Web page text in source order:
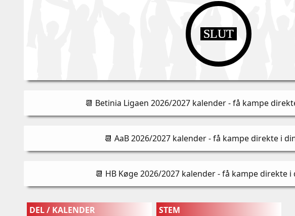
SLUT
📆 Betinia Ligaen 2026/2027 kalender - få kampe
📆 AaB 2026/2027 kalender - få kampe direkte i
📆 HB Køge 2026/2027 kalender - få kampe direkte i
DEL / KALENDER
STEM